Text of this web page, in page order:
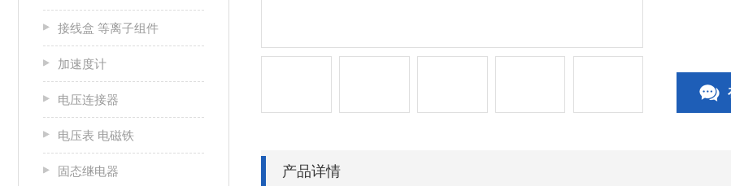
接线盒 等离子组件
加速度计
电压连接器
电压表 电磁铁
固态继电器 产品详情